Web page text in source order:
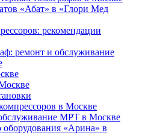
«Абат» в «Глори Мед
рекомендации
ремонт и обслуживание
в Москве
МРТ в Москве
оборудования «Арина» в